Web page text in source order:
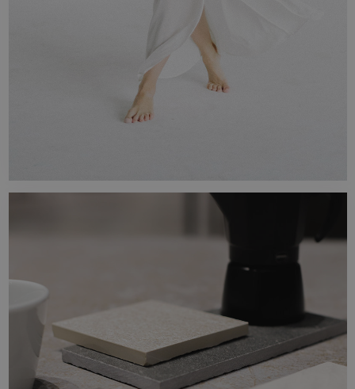
Le style que vous recherchez. Bois, marbre,
pierre, ciment et autres.
SÉRIES
Découvrez les dernières nouveautés en
matière de design. Nos collections sont
conçues en tenant compte des dernières